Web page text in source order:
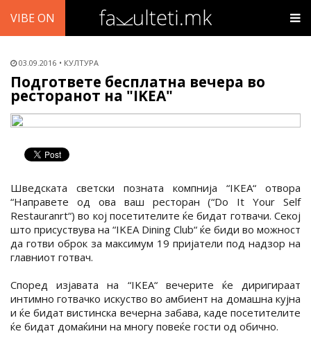
VIBE ON
03.09.2016 КУЛТУРА
Подгответе бесплатна вечера во
ресторанот на "IKEA"
Шведската светски позната компнија “IKEA“ отвора
“Направете од ова ваш ресторан (“Do It Your Self
Restauranrt“) во кој посетителите ќе бидат готвачи. Секој
што присуствува на “IKEA Dining Club“ ќе биди во можност
да готви оброк за максимум 19 пријатели под надзор на
главниот готвач.
Според изјавата на “IKEA“ вечерите ќе диригираат
интимно готвачко искуство во амбиент на домашна кујна
и ќе бидат вистинска вечерна забава, каде посетителите
ќе бидат домаќини на многу повеќе гости од обично.